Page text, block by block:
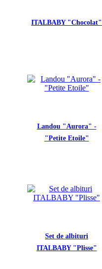
ITALBABY "Chocolat"
Landou "Aurora" -
"Petite Etoile"
Set de albituri
ITALBABY "Plisse"